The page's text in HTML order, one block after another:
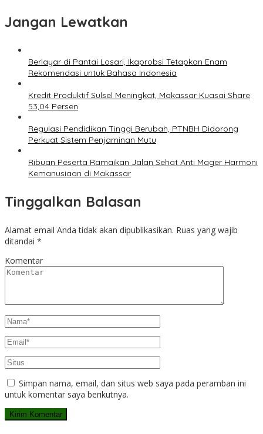
Jangan Lewatkan
Berlayar di Pantai Losari, Ikaprobsi Tetapkan Enam
Rekomendasi untuk Bahasa Indonesia
Kredit Produktif Sulsel Meningkat, Makassar Kuasai Share
53,04 Persen
Regulasi Pendidikan Tinggi Berubah, PTNBH Didorong
Perkuat Sistem Penjaminan Mutu
Ribuan Peserta Ramaikan Jalan Sehat Anti Mager Harmoni
Kemanusiaan di Makassar
Tinggalkan Balasan
Alamat email Anda tidak akan dipublikasikan. Ruas yang wajib
ditandai *
Komentar
Simpan nama, email, dan situs web saya pada peramban ini
untuk komentar saya berikutnya.